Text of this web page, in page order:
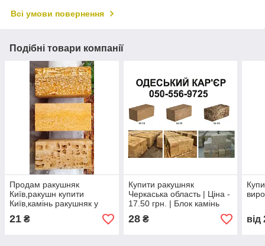
Всі умови повернення
Подібні товари компанії
Продам ракушняк
Київ,ракушн купити
Київ,камінь ракушняк у
Києві — Києвська зона
21 ₴
Купити ракушняк
Черкаська область | Ціна -
17.50 грн. | Блок камінь
ракушняк,— в Черкаській
області
28₴ від